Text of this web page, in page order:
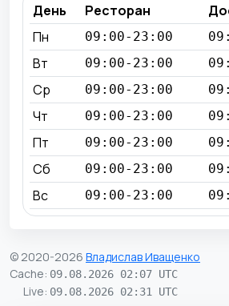
День Ресторан
Пн
09:00-23:00
Вт 09:00-23:00
Ср 09:00-23:00
Чт 09:00-23:00
Пт 09:00-23:00
Сб 09:00-23:00
Вс 09:00-23:00
© 2020-2026 Владислав Иващенко
Cache: 09.08.2026 02:07 UTC
Live: 09.08.2026 02:31 UTC